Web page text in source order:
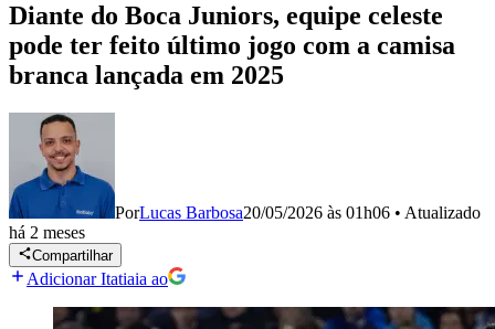
Diante do Boca Juniors, equipe celeste
pode ter feito último jogo com a camisa
branca lançada em 2025
PorLucas Barbosa20/05/2026 às 01h06 • Atualizado
há 2 meses
Compartilhar
Adicionar Itatiaia ao